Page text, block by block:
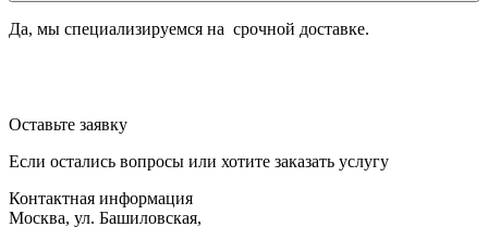
Да, мы специализируемся на срочной доставке.
Оставьте заявку
Если остались вопросы или хотите заказать услугу
Контактная информация
Москва, ул. Башиловская,